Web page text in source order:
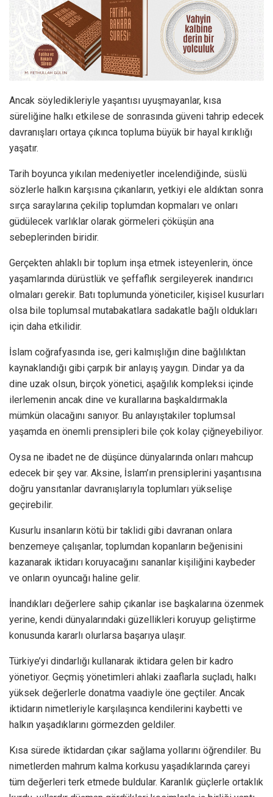
Ancak söyledikleriyle yaşantısı uyuşmayanlar, kısa
süreliğine halkı etkilese de sonrasında güveni tahrip edecek
davranışları ortaya çıkınca topluma büyük bir hayal kırıklığı
yaşatır.
Tarih boyunca yıkılan medeniyetler incelendiğinde, süslü
sözlerle halkın karşısına çıkanların, yetkiyi ele aldıktan sonra
sırça saraylarına çekilip toplumdan kopmaları ve onları
güdülecek varlıklar olarak görmeleri çöküşün ana
sebeplerinden biridir.
Gerçekten ahlaklı bir toplum inşa etmek isteyenlerin, önce
yaşamlarında dürüstlük ve şeffaflık sergileyerek inandırıcı
olmaları gerekir. Batı toplumunda yöneticiler, kişisel kusurları
olsa bile toplumsal mutabakatlara sadakatle bağlı oldukları
için daha etkilidir.
İslam coğrafyasında ise, geri kalmışlığın dine bağlılıktan
kaynaklandığı gibi çarpık bir anlayış yaygın. Dindar ya da
dine uzak olsun, birçok yönetici, aşağılık kompleksi içinde
ilerlemenin ancak dine ve kurallarına başkaldırmakla
mümkün olacağını sanıyor. Bu anlayıştakiler toplumsal
yaşamda en önemli prensipleri bile çok kolay çiğneyebiliyor.
Oysa ne ibadet ne de düşünce dünyalarında onları mahcup
edecek bir şey var. Aksine, İslam’ın prensiplerini yaşantısına
doğru yansıtanlar davranışlarıyla toplumları yükselişe
geçirebilir.
Kusurlu insanların kötü bir taklidi gibi davranan onlara
benzemeye çalışanlar, toplumdan kopanların beğenisini
kazanarak iktidarı koruyacağını sananlar kişiliğini kaybeder
ve onların oyuncağı haline gelir.
İnandıkları değerlere sahip çıkanlar ise başkalarına özenmek
yerine, kendi dünyalarındaki güzellikleri koruyup geliştirme
konusunda kararlı olurlarsa başarıya ulaşır.
Türkiye’yi dindarlığı kullanarak iktidara gelen bir kadro
yönetiyor. Geçmiş yönetimleri ahlaki zaaflarla suçladı, halkı
yüksek değerlerle donatma vaadiyle öne geçtiler. Ancak
iktidarın nimetleriyle karşılaşınca kendilerini kaybetti ve
halkın yaşadıklarını görmezden geldiler.
Kısa sürede iktidardan çıkar sağlama yollarını öğrendiler. Bu
nimetlerden mahrum kalma korkusu yaşadıklarında çareyi
tüm değerleri terk etmede buldular. Karanlık güçlerle ortaklık